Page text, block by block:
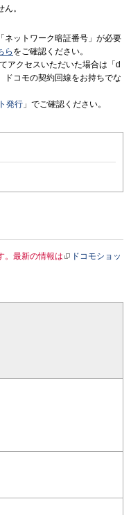
。
ネットワーク暗証番号」が必要
ら をご確認ください。
アクセスいただいた場合は「d
ドコモの契約回線をお持ちでな
発行 」でご確認ください。
。最新の情報は
ドコモショッ